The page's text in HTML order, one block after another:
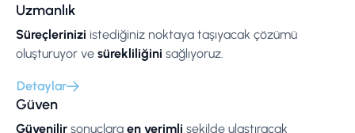
Uzmanlık
Süreçlerinizi istediğiniz noktaya taşıyacak çözümü
oluşturuyor ve sürekliliğini sağlıyoruz.
Detaylar
Güven
Güvenilir sonuçlara en verimli şekilde ulaştıracak